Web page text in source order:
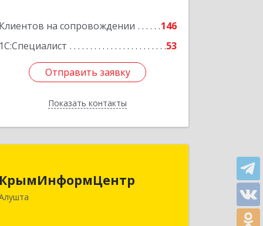
Клиентов на сопровождении
146
1С:Специалист
53
Отправить заявку
Показать контакты
Отправить заявку
Назад
КрымИнформЦентр
298500, Крым Респ, Алушта г,